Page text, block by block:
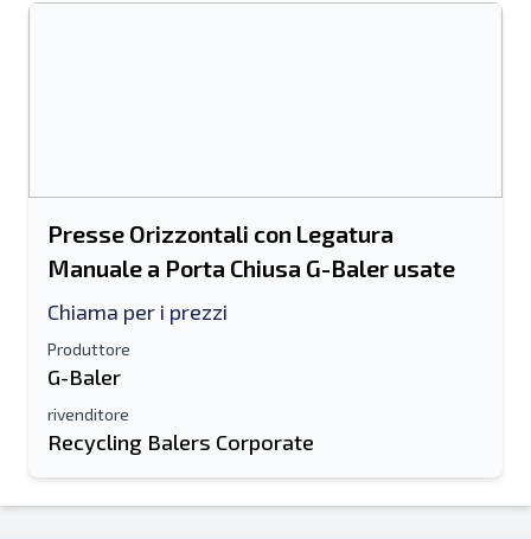
Presse Orizzontali con Legatura
Manuale a Porta Chiusa G-Baler usate
Chiama per i prezzi
Produttore
G-Baler
rivenditore
Recycling Balers Corporate